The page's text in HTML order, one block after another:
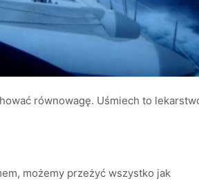
równowagę. Uśmiech to
możemy przeżyć wszystko jak